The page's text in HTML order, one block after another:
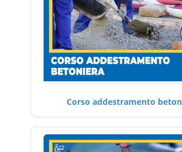
Corso addestramento